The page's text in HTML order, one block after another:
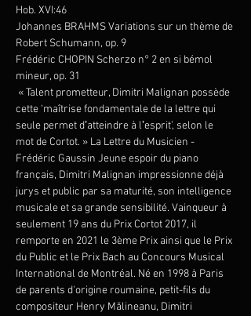
Hob. XVI:46
Johannes BRAHMS Variations sur un thème de
Robert Schumann, op. 9
Frédéric CHOPIN Scherzo n° 2 en si bémol
mineur, op. 31
« Talent prometteur, Dimitri Malignan possède
cette ‘maîtrise fondamentale de la lettre qui
seule permet dʼatteindre à lʼesprit’, selon le
mot de Cortot. » La Lettre du Musicien -
Frédéric Gaussin Jeune espoir du piano
français, Dimitri Malignan impressionne déjà
jurys et public par sa maturité, son intelligence
musicale et sa grande sensibilité. Vainqueur à
seulement 19 ans du Prix Cortot 2017, il
remporte en 2021 le 3ème Prix ainsi que le Prix
du Public et le Prix Bach au Concours Musical
International de Montréal. Né en 1998 à Paris
de parents d'origine roumaine, petit-fils du
compositeur Henry Mălineanu, Dimitri